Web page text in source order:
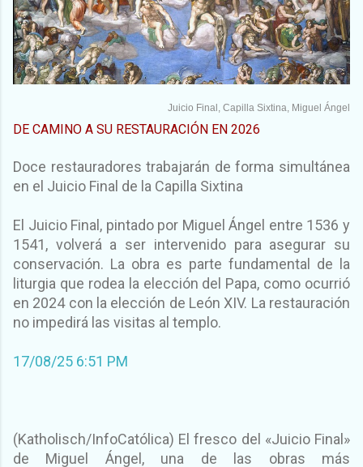
Juicio Final, Capilla Sixtina, Miguel Ángel
DE CAMINO A SU RESTAURACIÓN EN 2026
Doce restauradores trabajarán de forma simultánea
en el Juicio Final de la Capilla Sixtina
El Juicio Final, pintado por Miguel Ángel entre 1536 y
1541, volverá a ser intervenido para asegurar su
conservación. La obra es parte fundamental de la
liturgia que rodea la elección del Papa, como ocurrió
en 2024 con la elección de León XIV. La restauración
no impedirá las visitas al templo.
17/08/25 6:51 PM
(Katholisch/InfoCatólica) El fresco del «Juicio Final»
de Miguel Ángel, una de las obras más